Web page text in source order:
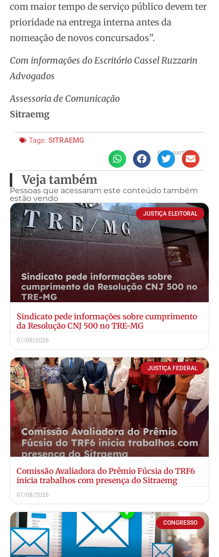
com maior tempo de serviço público devem ter
prioridade na entrega interna antes da
nomeação de novos concursados”.
Com informações do Escritório Cassel Ruzzarin
Advogados
Assessoria de Comunicação
Sitraemg
Tags: SITRAEMG
Compartilhe
Veja também
Pessoas que acessaram este conteúdo também
estão vendo
JUSTIÇA ELEITORAL
Sindicato pede informações sobre cumprimento
da Resolução CNJ 500 no TRE-MG
07/08/2026
JUSTIÇA FEDERAL
Comissão Avaliadora do Prêmio Fúcsia do TRF6
inicia trabalhos com presença do Sitraemg
07/08/2026
CONGRESSO